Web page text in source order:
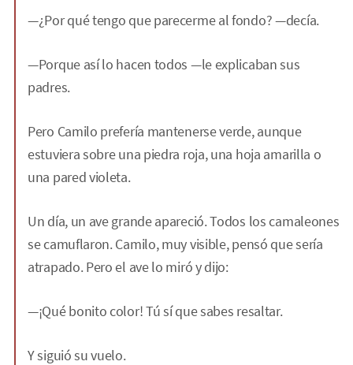
—¿Por qué tengo que parecerme al fondo? —decía.
—Porque así lo hacen todos —le explicaban sus
padres.
Pero Camilo prefería mantenerse verde, aunque
estuviera sobre una piedra roja, una hoja amarilla o
una pared violeta.
Un día, un ave grande apareció. Todos los camaleones
se camuflaron. Camilo, muy visible, pensó que sería
atrapado. Pero el ave lo miró y dijo:
—¡Qué bonito color! Tú sí que sabes resaltar.
Y siguió su vuelo.